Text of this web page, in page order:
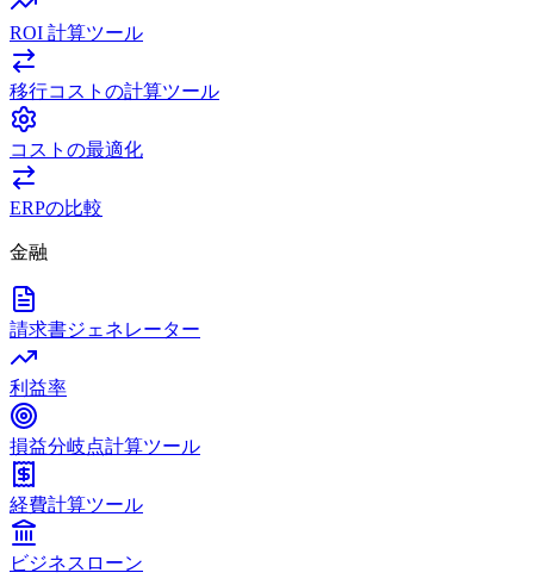
ROI 計算ツール
移行コストの計算ツール
コストの最適化
ERPの比較
金融
請求書ジェネレーター
利益率
損益分岐点計算ツール
経費計算ツール
ビジネスローン